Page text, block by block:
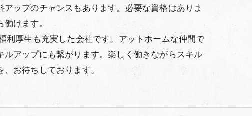
ップのチャンスもあります。必要な資格はありま
けます。
利厚生も充実した会社です。アットホームな仲間で
アップにも繋がります。楽しく働きながらスキル
お待ちしております。